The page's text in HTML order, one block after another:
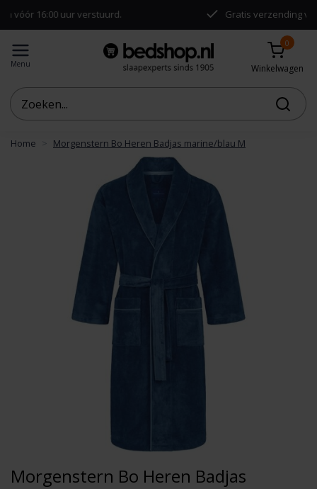
uur verstuurd. Gratis verzending vanaf €50,-
Menu
0
Winkelwagen
Home Morgenstern Bo Heren Badjas marine/blau M
Morgenstern Bo Heren Badjas